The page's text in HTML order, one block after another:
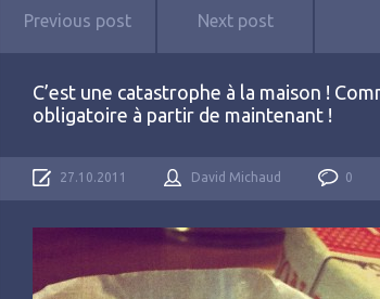
Previous post Next post
C’est une catastrophe à la maison !
obligatoire à partir de maintenant !
27.10.2011 David Michaud 0